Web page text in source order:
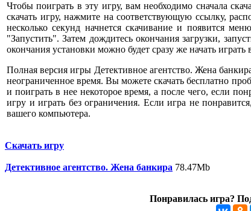
Чтобы поиграть в эту игру, вам необходимо сначала
скачать игру, нажмите на соответствующую ссылку,
несколько секунд начнется скачивание и появится
"Запустить". Затем дождитесь окончания загрузки,
окончания установки можно будет сразу же начать играть
Полная версия игры Детективное агентство. Жена
неограниченное время. Вы можете скачать бесплатно
и поиграть в нее некоторое время, а после чего, если
игру и играть без ограничения. Если игра не
вашего компьютера.
Скачать игру
Детективное агентство. Жена банкира 78.47Mb
Понравилась игра?